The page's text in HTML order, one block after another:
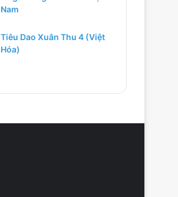
Nam
Tiêu Dao Xuân Thu 4 (Việt
Hóa)